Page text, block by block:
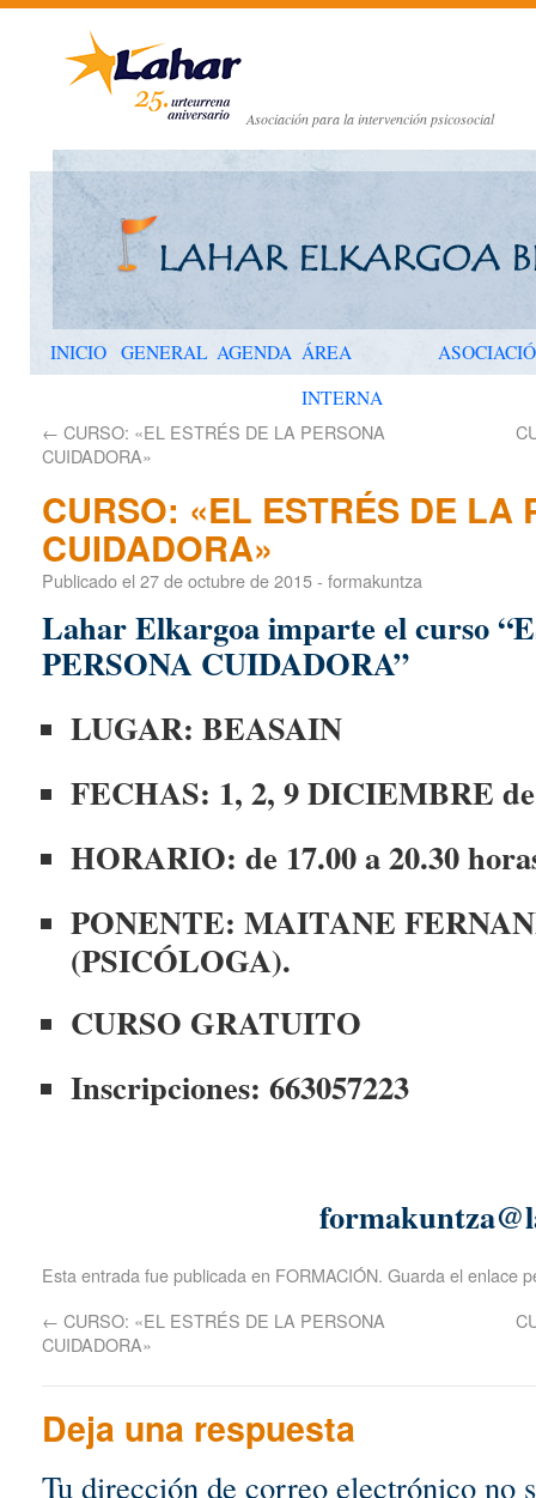
Asociación para la intervención psicosocial
INICIO GENERAL AGENDA ÁREA
INTERNA
← CURSO: «EL ESTRÉS DE LA PERSONA
CUIDADORA»
CURSO: «EL ESTRÉS DE LA
CUIDADORA»
Publicado el 27 de octubre de 2015- formakuntza
Lahar Elkargoa imparte el curso
PERSONA CUIDADORA”
LUGAR: BEASAIN
FECHAS: 1, 2, 9 DICIEMBRE
HORARIO: de 17.00 a 20.30
PONENTE: MAITANE
(PSICÓLOGA).
CURSO GRATUITO
Inscripciones: 663057223
Esta entrada fue publicada en FORMACIÓN. Guarda el enlace
← CURSO: «EL ESTRÉS DE LA PERSONA
CUIDADORA»
Deja una respuesta
Tu dirección de correo electrónico no